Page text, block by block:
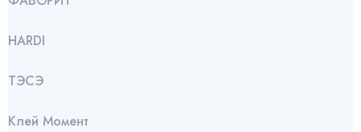
HARDI
ТЭСЭ
Клей Момент